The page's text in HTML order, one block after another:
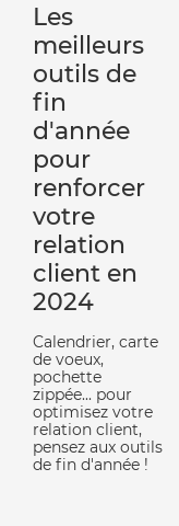
Les
meilleurs
outils de
fin
d'année
pour
renforcer
votre
relation
client en
2024
Calendrier, carte
de voeux,
pochette
zippée... pour
optimisez votre
relation client,
pensez aux outils
de fin d'année !